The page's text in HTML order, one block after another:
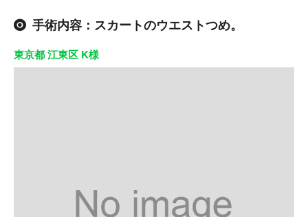
手術内容：スカートのウエストつめ。
東京都 江東区 K様